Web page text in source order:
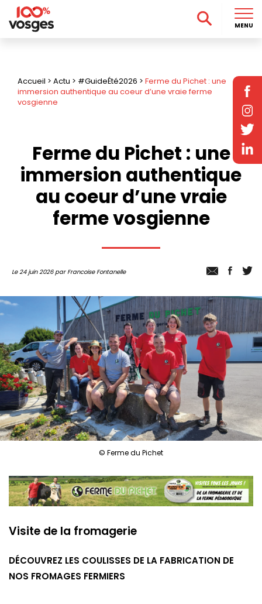
Accueil > Actu > #GuideÉté2026 > Ferme du Pichet : une
immersion authentique au coeur d’une vraie ferme
vosgienne
Ferme du Pichet : une
immersion authentique
au coeur d’une vraie
ferme vosgienne
Le 24 juin 2026 par Francoise Fontanelle
© Ferme du Pichet
Visite de la fromagerie
DÉCOUVREZ LES COULISSES DE LA FABRICATION DE
NOS FROMAGES FERMIERS
MENU